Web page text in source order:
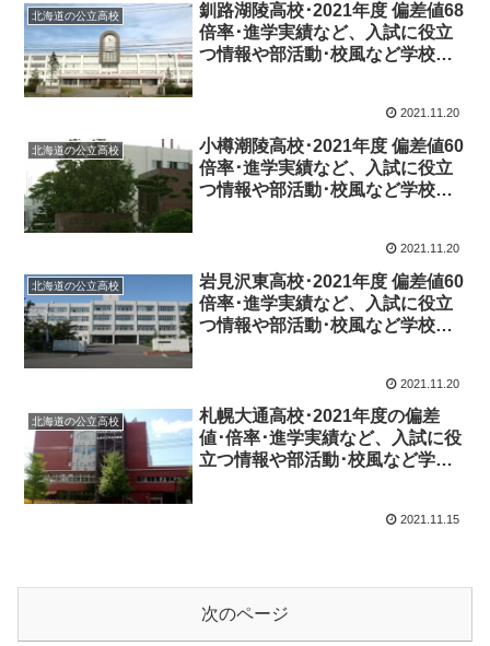
北海道の公立高校
釧路湖陵高校･2021年度 偏差値68
倍率･進学実績など、入試に役立
つ情報や部活動･校風など学校の
2021.11.20
北海道の公立高校
小樽潮陵高校･2021年度 偏差値60
倍率･進学実績など、入試に役立
つ情報や部活動･校風など学校の
2021.11.20
北海道の公立高校
岩見沢東高校･2021年度 偏差値60
倍率･進学実績など、入試に役立
つ情報や部活動･校風など学校の
2021.11.20
北海道の公立高校
札幌大通高校･2021年度の偏差
値･倍率･進学実績など、入試に役
立つ情報や部活動･校風など学校
2021.11.15
次のページ